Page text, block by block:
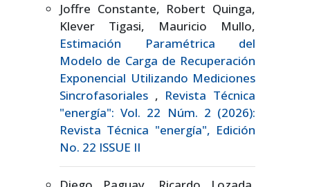
Joffre Constante, Robert Quinga,
Klever Tigasi, Mauricio Mullo,
Estimación Paramétrica del
Modelo de Carga de Recuperación
Exponencial Utilizando Mediciones
Sincrofasoriales , Revista Técnica
"energía": Vol. 22 Núm. 2 (2026):
Revista Técnica "energía", Edición
No. 22 ISSUE II